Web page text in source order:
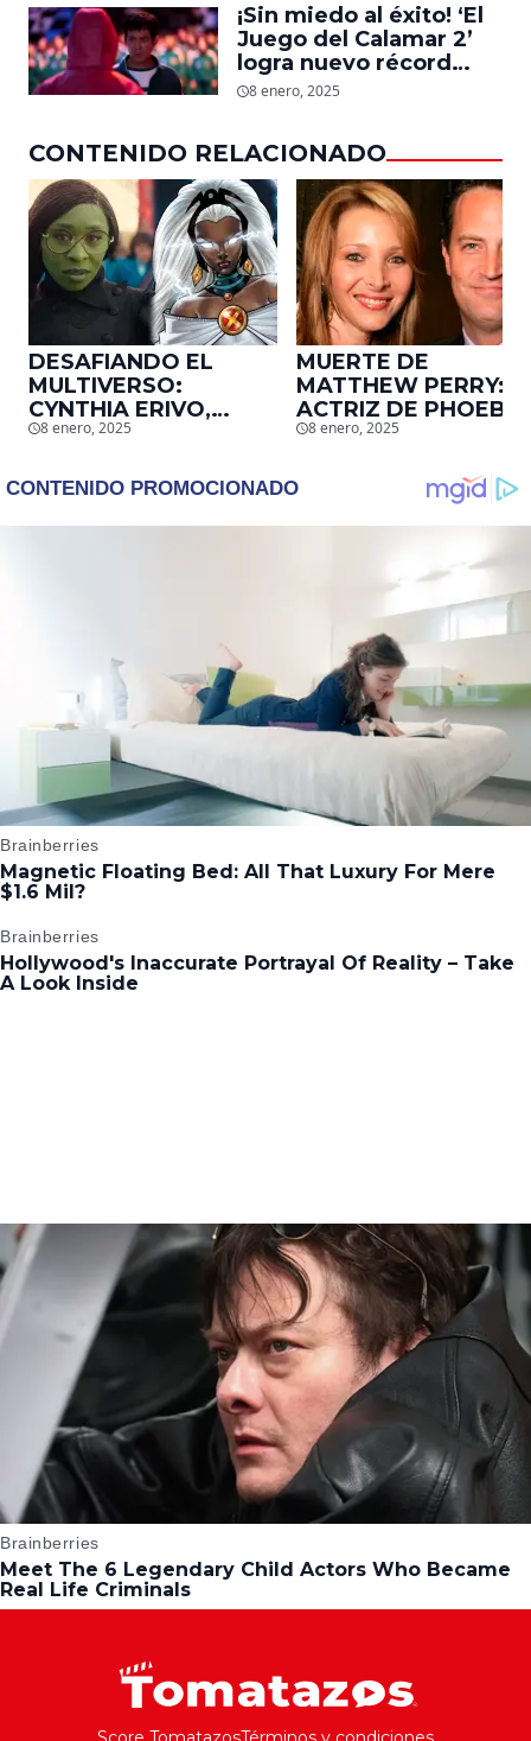
daño que le hizo la
industria a su cuerpo
¡Sin miedo al éxito! ‘El
Juego del Calamar 2’
logra nuevo récord
mundial en tan solo 11
8 enero, 2025
CONTENIDO RELACIONADO
DESAFIANDO EL
MULTIVERSO:
CYNTHIA ERIVO,
PROTAGONISTA DE
SER STORM EN EL
8 enero, 2025
MUERTE DE
MATTHEW PERRY:
ACTRIZ DE PHOEBE,
EN ‘FRIENDS’,
EMOTIVO MENSAJE
QUE EL ACTOR LE
DEJÓ
8 enero, 2025